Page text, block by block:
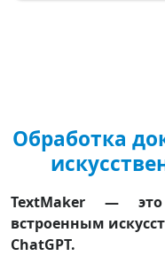
Обработка
TextMaker —
встроенным
ChatGPT.